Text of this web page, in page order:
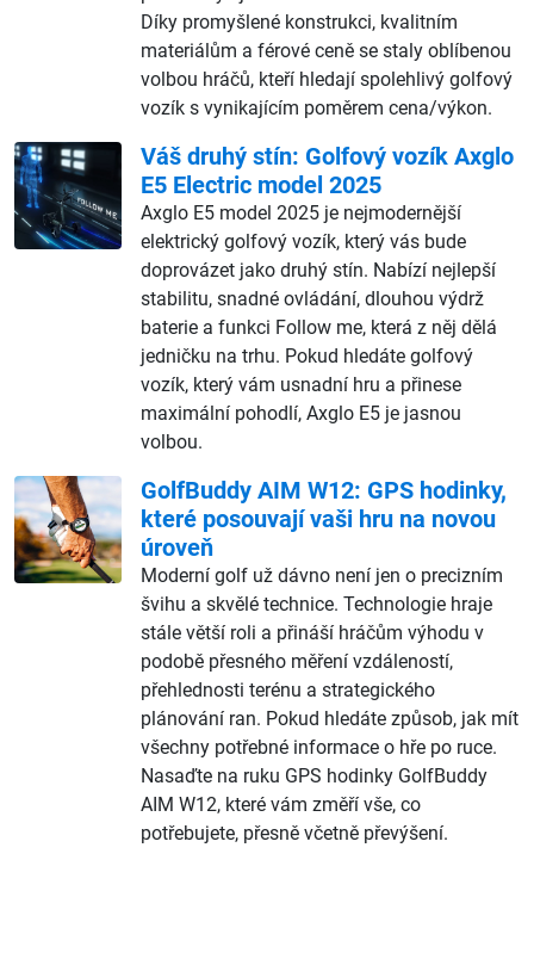
Díky promyšlené konstrukci, kvalitním
materiálům a férové ceně se staly oblíbenou
volbou hráčů, kteří hledají spolehlivý golfový
vozík s vynikajícím poměrem cena/výkon.
Váš druhý stín: Golfový vozík Axglo
E5 Electric model 2025
Axglo E5 model 2025 je nejmodernější
elektrický golfový vozík, který vás bude
doprovázet jako druhý stín. Nabízí nejlepší
stabilitu, snadné ovládání, dlouhou výdrž
baterie a funkci Follow me, která z něj dělá
jedničku na trhu. Pokud hledáte golfový
vozík, který vám usnadní hru a přinese
maximální pohodlí, Axglo E5 je jasnou
volbou.
GolfBuddy AIM W12: GPS hodinky,
které posouvají vaši hru na novou
úroveň
Moderní golf už dávno není jen o precizním
švihu a skvělé technice. Technologie hraje
stále větší roli a přináší hráčům výhodu v
podobě přesného měření vzdáleností,
přehlednosti terénu a strategického
plánování ran. Pokud hledáte způsob, jak mít
všechny potřebné informace o hře po ruce.
Nasaďte na ruku GPS hodinky GolfBuddy
AIM W12, které vám změří vše, co
potřebujete, přesně včetně převýšení.